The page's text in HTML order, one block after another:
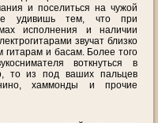
и поселиться на чужой
удивишь тем, что при
исполнения и наличии
звучат близко
гитарам и басам. Более того
воткнуться в
то из под ваших пальцев
хаммонды и прочие